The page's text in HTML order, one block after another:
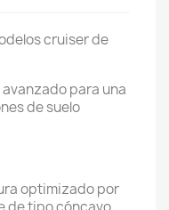
cruiser de
para una
de suelo
optimizado por